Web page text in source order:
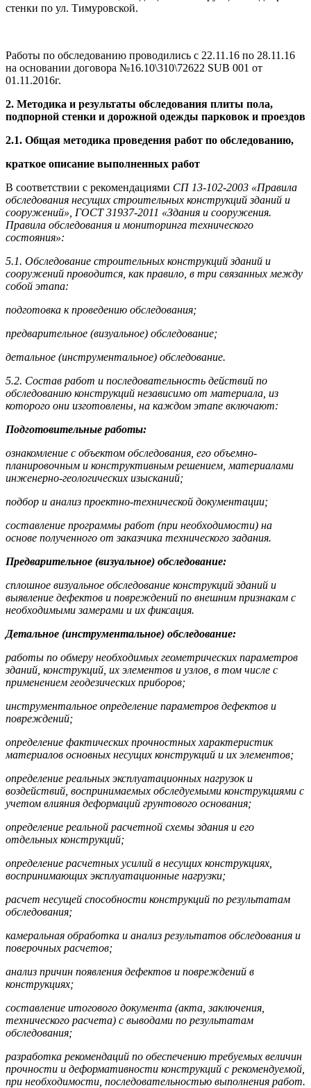
стенки по ул. Тимуровской.
Работы по обследованию проводились с 22.11.16 по 28.11.16
на основании договора №16.10\310\72622 SUB 001 от
01.11.2016г.
2. Методика и результаты обследования плиты пола,
подпорной стенки и дорожной одежды парковок и проездов
2.1. Общая методика проведения работ по обследованию,
краткое описание выполненных работ
В соответствии с рекомендациями СП 13-102-2003 «Правила
обследования несущих строительных конструкций зданий и
сооружений», ГОСТ 31937-2011 «Здания и сооружения.
Правила обследования и мониторинга технического
состояния»:
5.1. Обследование строительных конструкций зданий и
сооружений проводится, как правило, в три связанных между
собой этапа:
подготовка к проведению обследования;
предварительное (визуальное) обследование;
детальное (инструментальное) обследование.
5.2. Состав работ и последовательность действий по
обследованию конструкций независимо от материала, из
которого они изготовлены, на каждом этапе включают:
Подготовительные работы:
ознакомление с объектом обследования, его объемно-
планировочным и конструктивным решением, материалами
инженерно-геологических изысканий;
подбор и анализ проектно-технической документации;
составление программы работ (при необходимости) на
основе полученного от заказчика технического задания.
Предварительное (визуальное) обследование:
сплошное визуальное обследование конструкций зданий и
выявление дефектов и повреждений по внешним признакам с
необходимыми замерами и их фиксация.
Детальное (инструментальное) обследование:
работы по обмеру необходимых геометрических параметров
зданий, конструкций, их элементов и узлов, в том числе с
применением геодезических приборов;
инструментальное определение параметров дефектов и
повреждений;
определение фактических прочностных характеристик
материалов основных несущих конструкций и их элементов;
определение реальных эксплуатационных нагрузок и
воздействий, воспринимаемых обследуемыми конструкциями с
учетом влияния деформаций грунтового основания;
определение реальной расчетной схемы здания и его
отдельных конструкций;
определение расчетных усилий в несущих конструкциях,
воспринимающих эксплуатационные нагрузки;
расчет несущей способности конструкций по результатам
обследования;
камеральная обработка и анализ результатов обследования и
поверочных расчетов;
анализ причин появления дефектов и повреждений в
конструкциях;
составление итогового документа (акта, заключения,
технического расчета) с выводами по результатам
обследования;
разработка рекомендаций по обеспечению требуемых величин
прочности и деформативности конструкций с рекомендуемой,
при необходимости, последовательностью выполнения работ.